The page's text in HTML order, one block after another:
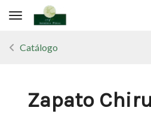
Toggle navigation
Catálogo
Zapato